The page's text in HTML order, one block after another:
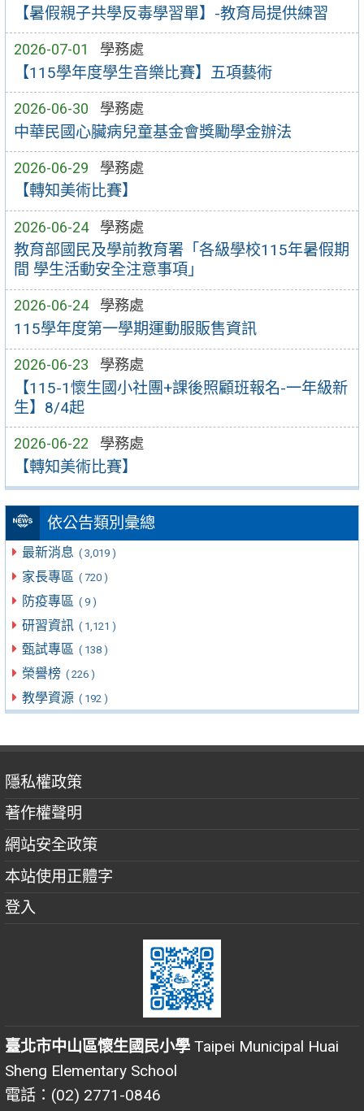
【暑假親子共學反毒學習單】-教育局提供練習
2026-07-01 學務處
【115學年度學生音樂比賽】五項藝術
2026-06-30 學務處
中華民國心臟病兒童基金會獎勵學金辦法
2026-06-29 學務處
【轉知美術比賽】
2026-06-24 學務處
教育部國民及學前教育署「各級學校115年暑假期
間 學生活動安全注意事項」
2026-06-24 學務處
115學年度第一學期運動服販售資訊
2026-06-23 學務處
【115-1懷生國小社團+課後照顧班報名-一年級新
生】8/4起
2026-06-22 學務處
【轉知美術比賽】
依公告類別彙總
最新消息 ( 3,019 )
家長專區 ( 720 )
防疫專區 ( 9 )
研習資訊 ( 1,121 )
甄試專區 ( 138 )
榮譽榜 ( 226 )
教學資源 ( 192 )
隱私權政策
著作權聲明
網站安全政策
本站使用正體字
登入
臺北市中山區懷生國民小學 Taipei Municipal Huai
Sheng Elementary School
電話：(02) 2771-0846